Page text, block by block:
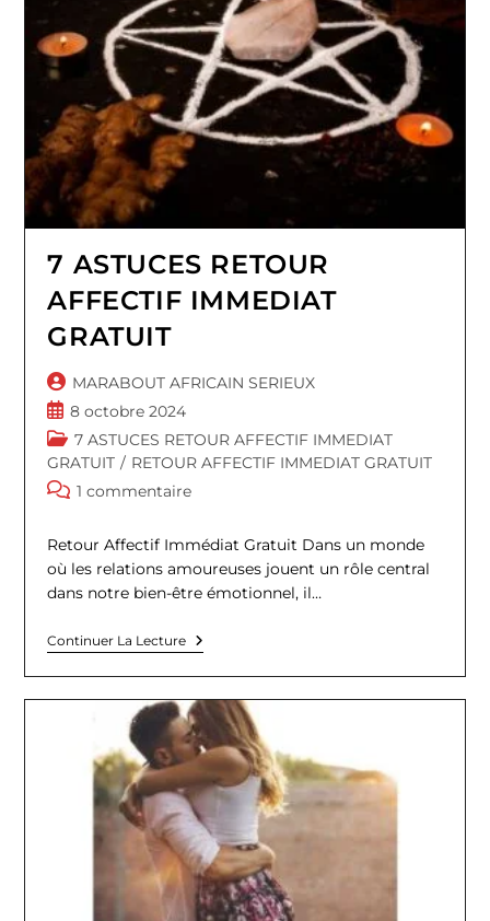
7 ASTUCES RETOUR
AFFECTIF IMMEDIAT
GRATUIT
Auteur/autrice
de
la
publication :
MARABOUT AFRICAIN SERIEUX
Publication
publiée :
8 octobre 2024
Post
category:
7 ASTUCES RETOUR AFFECTIF IMMEDIAT
GRATUIT / RETOUR AFFECTIF IMMEDIAT GRATUIT
Commentaires
la
publication :
1 commentaire
Retour Affectif Immédiat Gratuit Dans un monde
où les relations amoureuses jouent un rôle central
dans notre bien-être émotionnel, il…
Continuer La Lecture7
ASTUCES
RETOUR
IMMEDIAT
GRATUIT